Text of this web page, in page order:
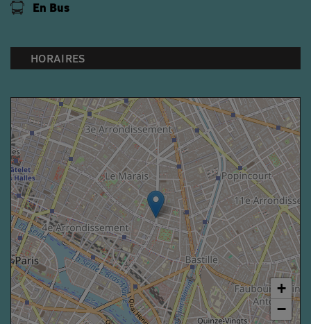
En Bus
HORAIRES
+
−